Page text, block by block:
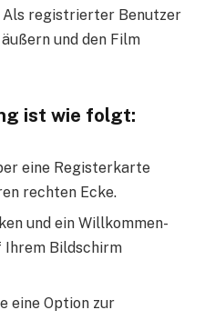
Als registrierter Benutzer
und den Film
ist wie folgt:
eine Registerkarte
rechten Ecke.
und ein Willkommen-
Ihrem Bildschirm
eine Option zur